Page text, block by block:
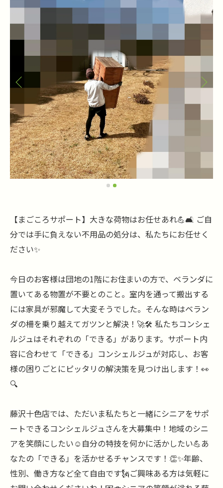
【まごころサポート】大きな荷物はお任せあれ💪🛋️ ご自
分では手に負えない不用品の処分は、私たちにお任せく
ださい✨
今日のお客様は団地の1階にお住まいの方で、ベランダに
置いてある物置が不要とのこと。室内を通って搬出する
には家具が邪魔して大変そうでした。そんな時はベラン
ダの柵を乗り越えてガツンと解決！🚀🛠️ 私たちコンシェ
ルジュはそれぞれの「できる」があります。サポート内
容に合わせて「できる」コンシェルジュが対応し、お客
様の困りごとにピッタリの解決策を見つけ出します！👀
🔍
藤沢十色店では、ただいま私たちと一緒にシニアをサポ
ートできるコンシェルジュさんを大募集中！地域のシニ
アを笑顔にしたい☺️自分の特技を何かに活かしたい💪あ
なたの「できる」を活かせるチャンスです！👏✨年齢、
性別、働き方など全て自由です🗽ご興味ある方は気軽に